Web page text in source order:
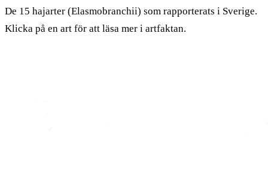
De 15 hajarter (Elasmobranchii) som rapporterats i Sverige.
Klicka på en art för att läsa mer i artfaktan.